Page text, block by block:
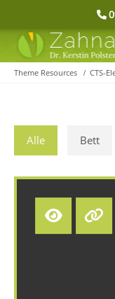
Theme Resources CTS-
Alle Bett